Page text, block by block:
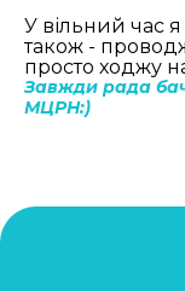
У вільний час
також -
просто ходжу
Завжди рада
МЦРН:)